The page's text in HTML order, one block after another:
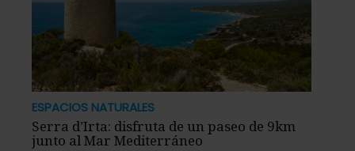
ESPACIOS NATURALES
Serra d’Irta: disfruta de un paseo de 9km
junto al Mar Mediterráneo